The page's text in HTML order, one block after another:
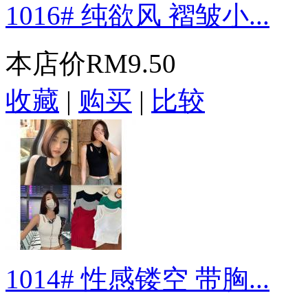
1016# 纯欲风 褶皱小...
本店价RM9.50
收藏 | 购买 | 比较
1014# 性感镂空 带胸...